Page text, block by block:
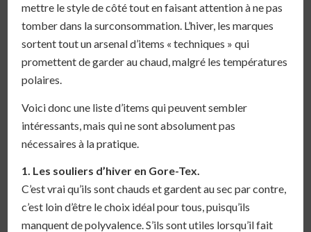
mettre le style de côté tout en faisant attention à ne pas
tomber dans la surconsommation. L’hiver, les marques
sortent tout un arsenal d’items « techniques » qui
promettent de garder au chaud, malgré les températures
polaires.
Voici donc une liste d’items qui peuvent sembler
intéressants, mais qui ne sont absolument pas
nécessaires à la pratique.
1. Les souliers d’hiver en Gore-Tex.
C’est vrai qu’ils sont chauds et gardent au sec par contre,
c’est loin d’être le choix idéal pour tous, puisqu’ils
manquent de polyvalence. S’ils sont utiles lorsqu’il fait